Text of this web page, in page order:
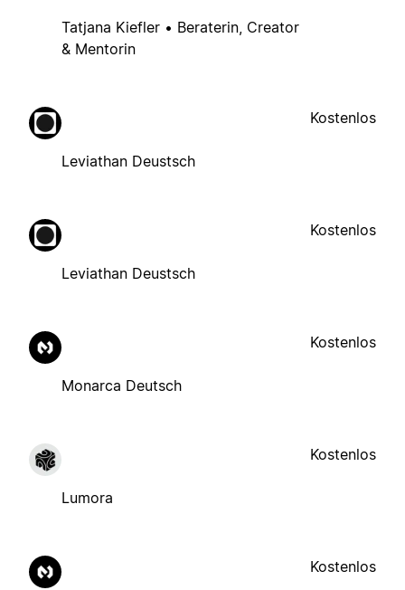
Tatjana Kiefler • Beraterin, Creator
& Mentorin
Leviathan Deustsch
Kostenlos
Leviathan Deustsch
Kostenlos
Monarca Deutsch
Kostenlos
Lumora
Kostenlos
Kostenlos